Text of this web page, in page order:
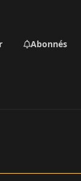
Abonnés